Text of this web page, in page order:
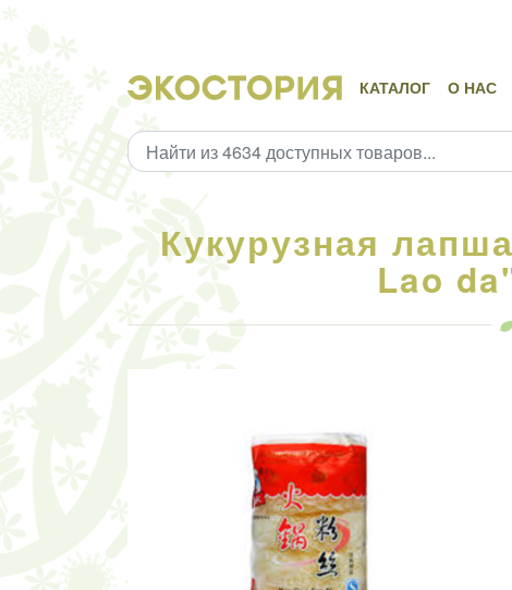
КАТАЛОГ О НАС
Кукурузная
Lao